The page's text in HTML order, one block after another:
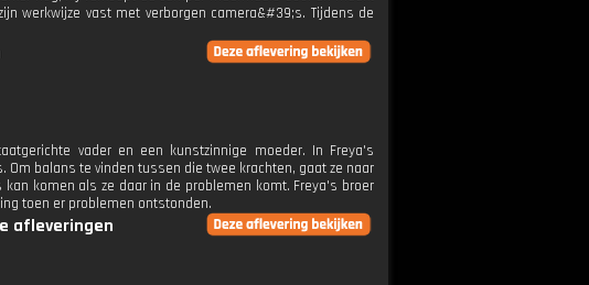
werkwijze vast met verborgen camera&#39;s. Tijdens de
vader en een kunstzinnige moeder. In Freya's
balans te vinden tussen die twee krachten, gaat ze naar
komen als ze daar in de problemen komt. Freya's broer
toen er problemen ontstonden.
afleveringen